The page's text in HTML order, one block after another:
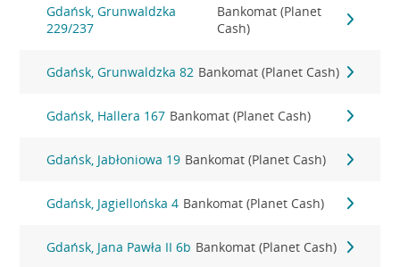
Gdańsk, Grunwaldzka
229/237
Bankomat (Planet
Cash)
Gdańsk, Grunwaldzka 82 Bankomat (Planet Cash)
Gdańsk, Hallera 167 Bankomat (Planet Cash)
Gdańsk, Jabłoniowa 19 Bankomat (Planet Cash)
Gdańsk, Jagiellońska 4 Bankomat (Planet Cash)
Gdańsk, Jana Pawła II 6b Bankomat (Planet Cash)